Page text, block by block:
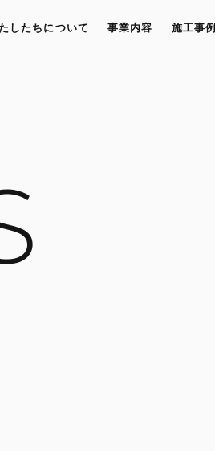
したちについて 事業内容 施工事例